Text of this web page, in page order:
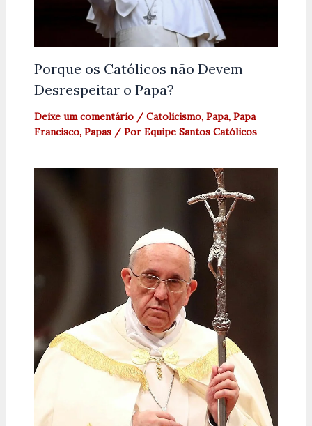
Porque os Católicos não Devem
Desrespeitar o Papa?
Deixe um comentário / Catolicismo, Papa, Papa
Francisco, Papas/ Por Equipe Santos Católicos